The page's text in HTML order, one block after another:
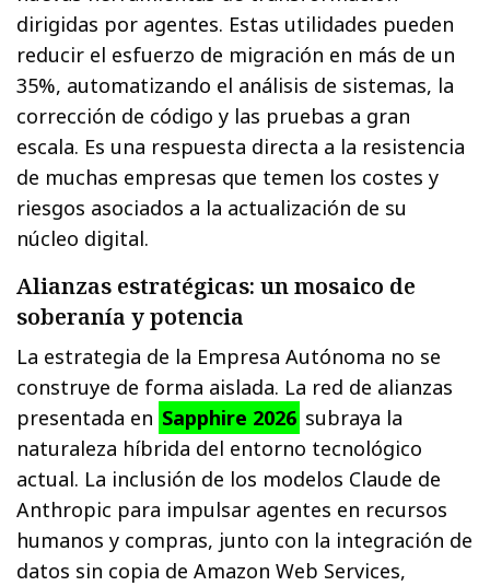
dirigidas por agentes. Estas utilidades pueden
reducir el esfuerzo de migración en más de un
35%, automatizando el análisis de sistemas, la
corrección de código y las pruebas a gran
escala. Es una respuesta directa a la resistencia
de muchas empresas que temen los costes y
riesgos asociados a la actualización de su
núcleo digital.
Alianzas estratégicas: un mosaico de
soberanía y potencia
La estrategia de la Empresa Autónoma no se
construye de forma aislada. La red de alianzas
presentada en Sapphire 2026 subraya la
naturaleza híbrida del entorno tecnológico
actual. La inclusión de los modelos Claude de
Anthropic para impulsar agentes en recursos
humanos y compras, junto con la integración de
datos sin copia de Amazon Web Services,